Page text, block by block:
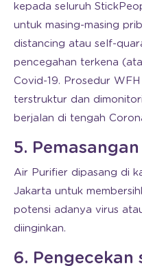
kepada seluruh
untuk masing-masing
distancing atau self-
pencegahan terkena
Covid-19. Prosedur
terstruktur dan
berjalan di tengah
5.
Air Purifier dipasang di
Jakarta untuk
potensi adanya virus
diinginkan.
6. Pengecekan